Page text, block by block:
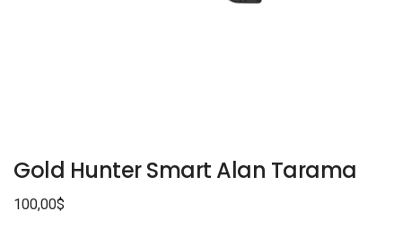
Gold Hunter Smart Alan Tarama
100,00$